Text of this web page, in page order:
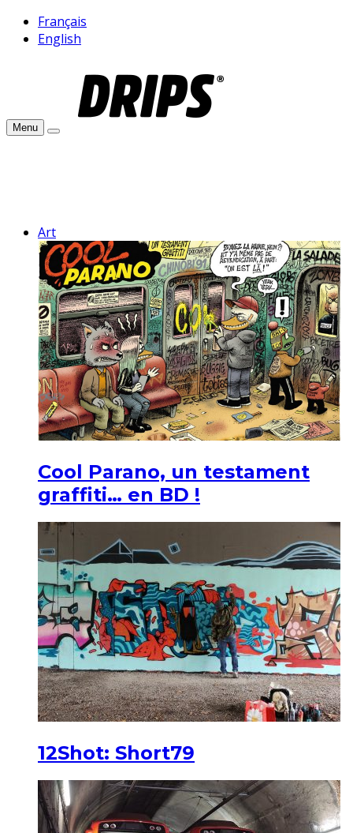
Français
English
Menu
Art
Cool Parano, un testament
graffiti… en BD !
12Shot: Short79